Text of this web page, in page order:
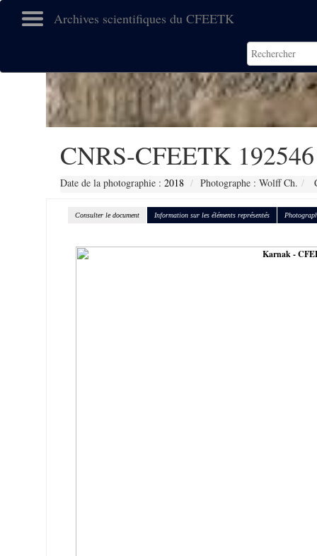
Archives scientifiques du CFEETK
CNRS-CFEETK 192546
Date de la photographie : 2018 Photographe : Wolff Ch.
Consulter le document Information sur les éléments représentés